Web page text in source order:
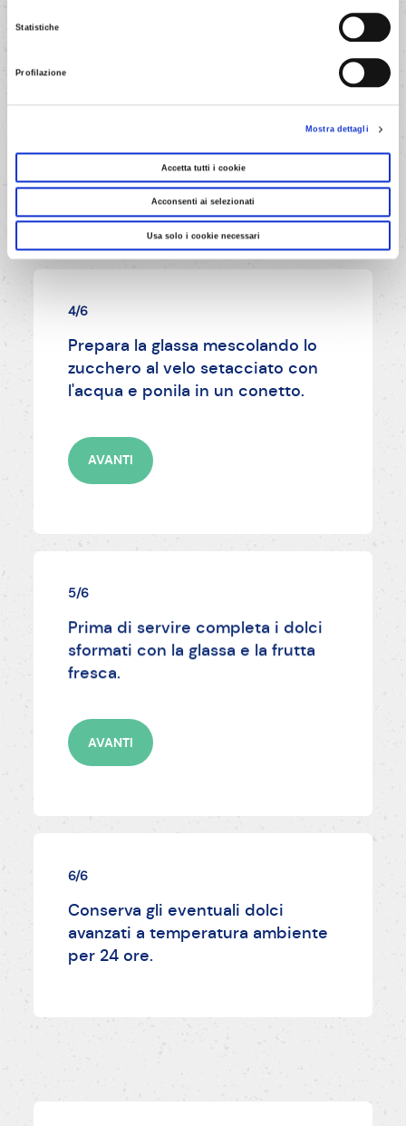
Statistiche
Profilazione
Mostra dettagli
Accetta tutti i cookie
Acconsenti ai selezionati
Usa solo i cookie necessari
ventilato:165°C).
AVANTI
4/6
Prepara la glassa mescolando lo
zucchero al velo setacciato con
l'acqua e ponila in un conetto.
AVANTI
5/6
Prima di servire completa i dolci
sformati con la glassa e la frutta
fresca.
AVANTI
6/6
Conserva gli eventuali dolci
avanzati a temperatura ambiente
per 24 ore.